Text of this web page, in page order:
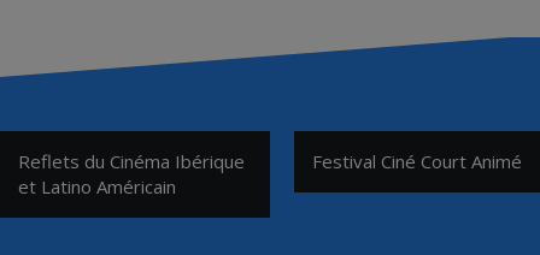
Navigation
de
l’article
Reflets du Cinéma Ibérique
et Latino Américain
Festival Ciné Court Animé